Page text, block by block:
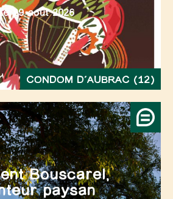
29 août 2026
CONDOM D’AUBRAC (12)
Bouscarel,
paysan